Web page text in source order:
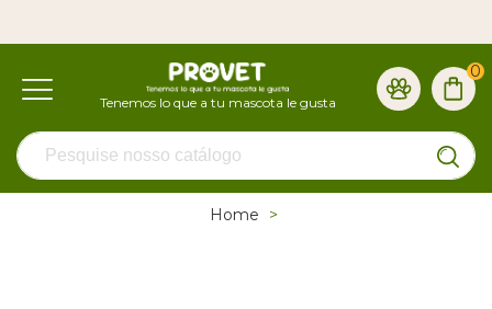
0
Home >